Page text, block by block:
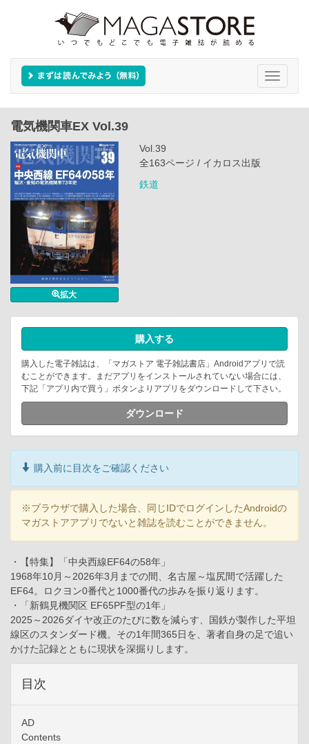
Toggle
電気機関車EX Vol.39
拡大
Vol.39
全163ページ / イカロス出版
鉄道
購入する
購入した電子雑誌は、「マガストア 電子雑誌書店」Androidアプリで読
むことができます。まだアプリをインストールされていない場合には、
下記「アプリ内で買う」ボタンよりアプリをダウンロードして下さい。
ダウンロード
購入前に目次をご確認ください
※ブラウザで購入した場合、同じIDでログインしたAndroidの
マガストアアプリでないと雑誌を読むことができません。
・【特集】「中央西線EF64の58年」
1968年10月～2026年3月までの間、名古屋～塩尻間で活躍した
EF64。ロクヨン0番代と1000番代の歩みを振り返ります。
・「新鶴見機関区 EF65PF型の1年」
2025～2026ダイヤ改正のたびに数を減らす、国鉄が製作した平坦
線区のスタンダード機。その1年間365日を、著者自身の足で追い
かけた記録とともに現状を深掘りします。
目次
AD
Contents